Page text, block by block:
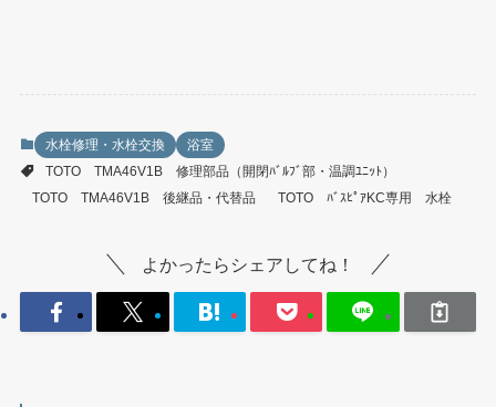
水栓修理・水栓交換
浴室
TOTO TMA46V1B 修理部品（開閉ﾊﾞﾙﾌﾞ部・温調ﾕﾆｯﾄ）
TOTO TMA46V1B 後継品・代替品
TOTO ﾊﾞｽﾋﾟｱKC専用 水栓
よかったらシェアしてね！